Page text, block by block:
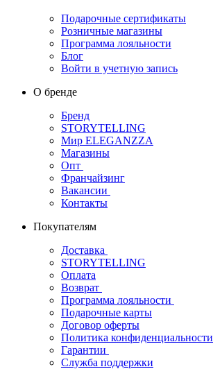
Подарочные сертификаты
Розничные магазины
Программа лояльности
Блог
Войти в учетную запись
О бренде
Бренд
STORYTELLING
Мир ELEGANZZA
Магазины
Опт
Франчайзинг
Вакансии
Контакты
Покупателям
Доставка
STORYTELLING
Оплата
Возврат
Программа лояльности
Подарочные карты
Договор оферты
Политика конфиденциальности
Гарантии
Служба поддержки